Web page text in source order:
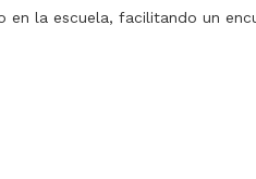
en la escuela, facilitando un